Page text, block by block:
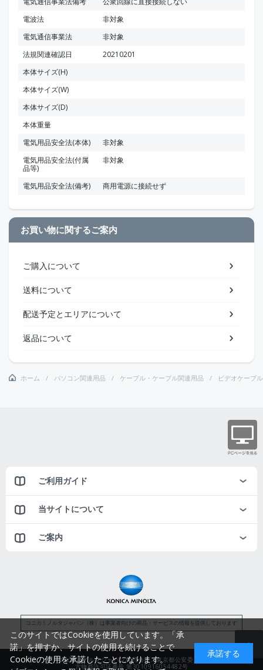
電波法
非対象
電気通信事業法
非対象
法規関連確認日
20210201
本体サイズ(H)
本体サイズ(W)
本体サイズ(D)
本体重量
電気用品安全法(本体)
非対象
電気用品安全法(付属
品等)
非対象
電気用品安全法(備考) 商用電源に接続せず
お買い物に関するご案内
ご購入について
送料について
配送予定とエリアについて
返品について
ホーム パソコン関連用品 ケーブル・ケーブル関連用品 ビデオケーブル
ご利用ガイド
当サイトについて
ご案内
コニカミノルタジャパン（株）は事業者向けの商品・サービスの情報を提供しております
コニカミノルタジャパン株式会社／東京都公安委員会
古物商許可証番号 第3010916054482号
このサイトではCookieを使用しています。「承
諾」を押すか、サイトの使用を続けることで
Cookieの使用を承諾したことになります。
承諾する